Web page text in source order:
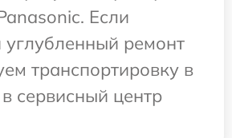
Если
углубленный ремонт
транспортировку в
сервисный центр